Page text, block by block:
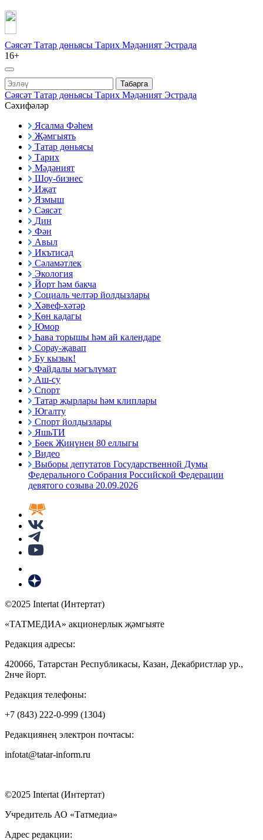
Сәясәт Татар дөньясы Тарих Мәдәният Эстрада
16+
Табарга
Сәясәт Татар дөньясы Тарих Мәдәният Эстрада
Сәхифәләр
Ясалма Фәһем
Җәмгыять
Татар дөньясы
Тарих
Мәдәният
Шоу-бизнес
Иҗат
Язмыш
Сәясәт
Дин
Фән
Авыл
Икътисад
Сәламәтлек
Экология
Йорт һәм бакча
Социаль челтәр йолдызлары
Хәвеф-хәтәр
Көн кадагы
Юмор
Һава торышы һәм ай календаре
Сорау-җавап
Бу кызык!
Файдалы мәгълүмат
Аш-су
Спорт
Татар җырлары һәм клиплары
Югалту
Спорт йолдызлары
ЯшьТИ
Бөек Җиңүнең 80 еллыгы
Видео
Выборы депутатов Государственной Думы
Федерального Собрания Российской Федерации
девятого созыва 20.09.2026
©2025 Intertat (Интертат)
«ТАТМЕДИА» акционерлык җәмгыяте
Редакция адресы:
420066, Татарстан Республикасы, Казан, Декабристлар ур.,
2нче йорт.
Редакция телефоны:
+7 (843) 222-0-999 (1304)
Редакциянең электрон почтасы:
infotat@tatar-inform.ru
©2025 Intertat (Интертат)
Учредитель АО «Татмедиа»
Адрес редакции: